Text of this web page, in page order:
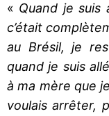
« Quand je suis
c’était
au Brésil, je
quand je suis
à ma mère que
voulais arrêter,